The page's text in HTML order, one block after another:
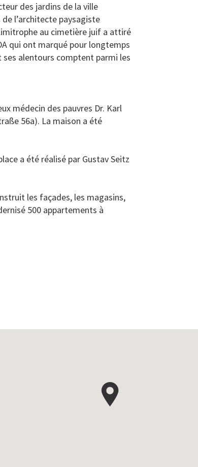
des jardins de la ville
l’architecte paysagiste
au cimetière juif a attiré
qui ont marqué pour longtemps
alentours comptent parmi les
médecin des pauvres Dr. Karl
56a). La maison a été
a été réalisé par Gustav Seitz
les façades, les magasins,
500 appartements à